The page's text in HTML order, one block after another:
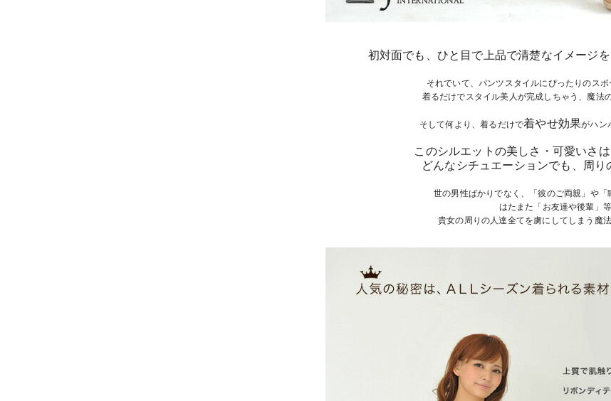
初対面でも、ひと目で上品で清楚なイメージ
それでいて、パンツスタイルにぴったりのス
着るだけでスタイル美人が完成しちゃう、魔法
そして何より、着るだけで着やせ効果がハン
このシルエットの美しさ・可愛いさ
どんなシチュエーションでも、周
世の男性ばかりでなく、「彼のご両親」や「
はたまた「お友達や後輩」等
貴女の周りの人達全てを虜にしてしまう魔